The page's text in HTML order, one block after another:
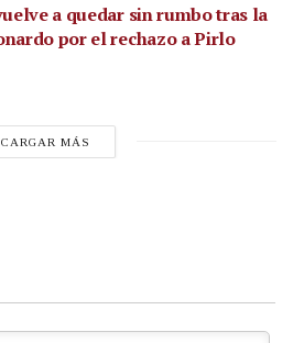
a quedar sin rumbo tras la
por el rechazo a Pirlo
CARGAR MÁS